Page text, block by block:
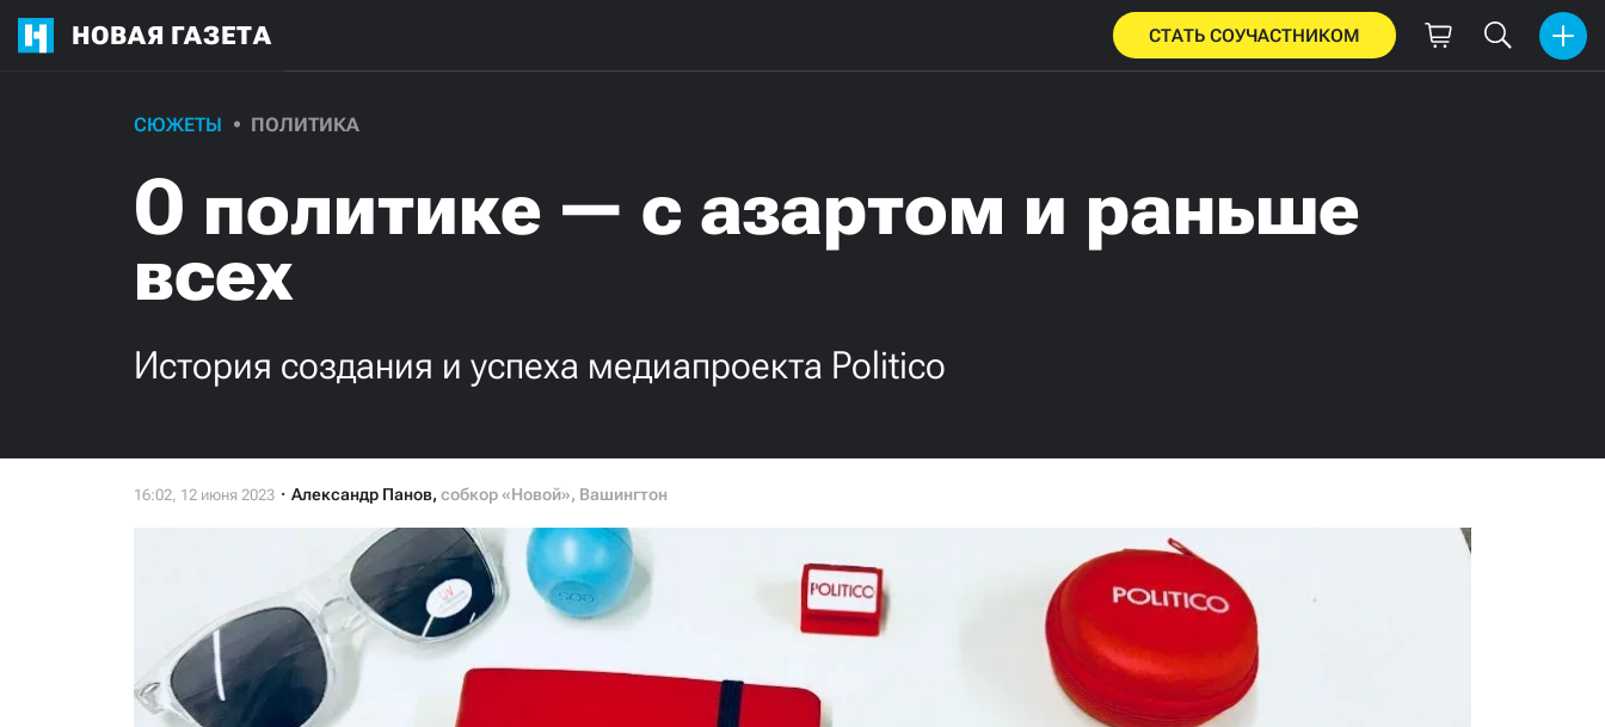
НОВАЯ ГАЗЕТА СТАТЬ СОУЧАСТНИКОМ
СЮЖЕТЫ ПОЛИТИКА
О политике — с азартом и раньше
всех
История создания и успеха медиапроекта Politico
Александр Панов, собкор «Новой», Вашингтон